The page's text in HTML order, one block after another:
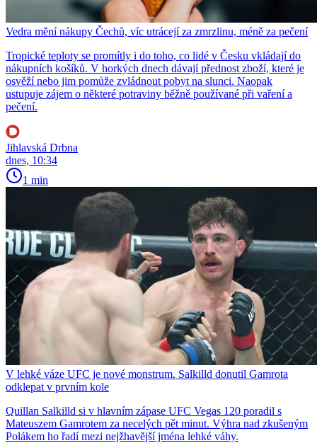
Vedra mění nákupy Čechů, víc utrácejí za zmrzlinu, méně za pečení
Tropické teploty se promítly i do toho, co lidé v Česku vkládají do
nákupních košíků. V horkých dnech dávají přednost zboží, které je
osvěží nebo jim pomůže zvládnout pobyt na slunci. Naopak
ustupuje zájem o některé potraviny běžně používané při vaření a
pečení.
Jihlavská Drbna
dnes, 10:34
1 min
V lehké váze UFC je nové monstrum. Salkilld donutil Gamrota
odklepat v prvním kole
Quillan Salkilld si v hlavním zápase UFC Vegas 120 poradil s
Mateuszem Gamrotem za necelých pět minut. Výhra nad zkušeným
Polákem ho řadí mezi nejžhavější jména lehké váhy.